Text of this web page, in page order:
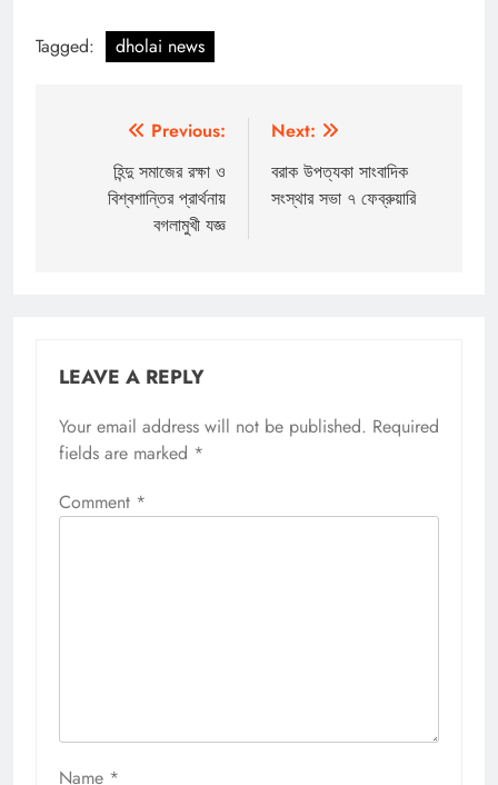
Tagged: dholai news
navigation
Previous:
হিন্দু সমাজের রক্ষা ও
বিশ্বশান্তির প্রার্থনায়
বগলামুখী যজ্ঞ
Next:
বরাক উপত্যকা সাংবাদিক
সংস্থার সভা ৭ ফেব্রুয়ারি
LEAVE A REPLY
Your email address will not be published. Required
fields are marked *
Comment *
Name *